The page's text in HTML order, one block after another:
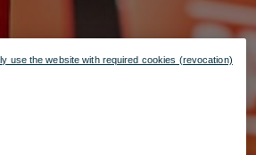
use the website with required cookies (revocation)